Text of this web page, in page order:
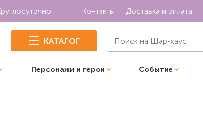
Контакты Доставка и оплата
КАТАЛОГ
Персонажи и герои Событие